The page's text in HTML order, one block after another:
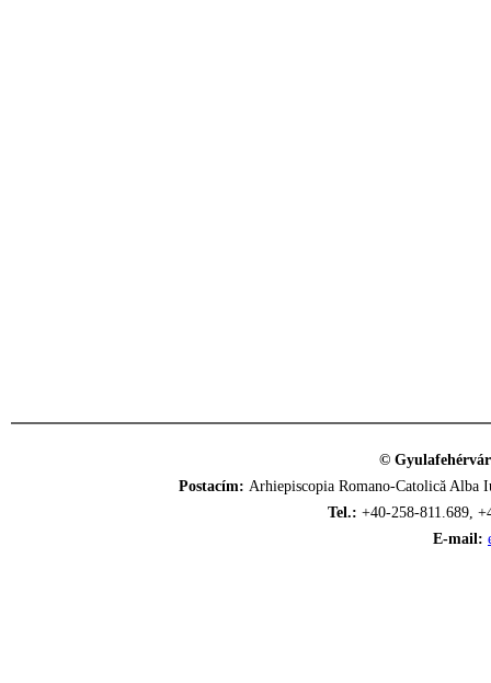
©
Postacím: Arhiepiscopia Romano-Catolică
Tel.: +40-258-811.689,
E-mail: